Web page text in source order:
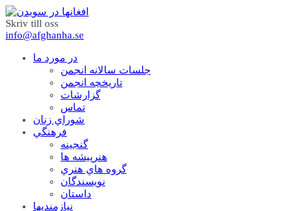
Skriv till oss
info@afghanha.se
در مورد ما
جلسات سالانه انجمن
تاریخچه انجمن
گزارشات
تماس
شوراي زنان
فرهنگي
گنجينه
هنرپيشه ها
گروه هاي هنري
نويسندگان
داستان
نيازمنديها